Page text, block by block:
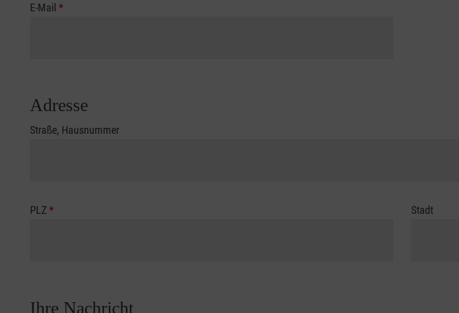
E-Mail *
Adresse
Straße, Hausnummer
PLZ* Stadt
Ihre Nachricht